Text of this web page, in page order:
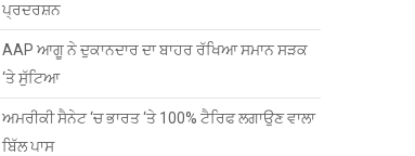
ਪ੍ਰਦਰਸ਼ਨ
AAP ਆਗੂ ਨੇ ਦੁਕਾਨਦਾਰ ਦਾ ਬਾਹਰ ਰੱਖਿਆ ਸਮਾਨ ਸੜਕ
‘ਤੇ ਸੁੱਟਿਆ
ਅਮਰੀਕੀ ਸੈਨੇਟ ‘ਚ ਭਾਰਤ ‘ਤੇ 100% ਟੈਰਿਫ ਲਗਾਉਣ ਵਾਲਾ
ਬਿੱਲ ਪਾਸ